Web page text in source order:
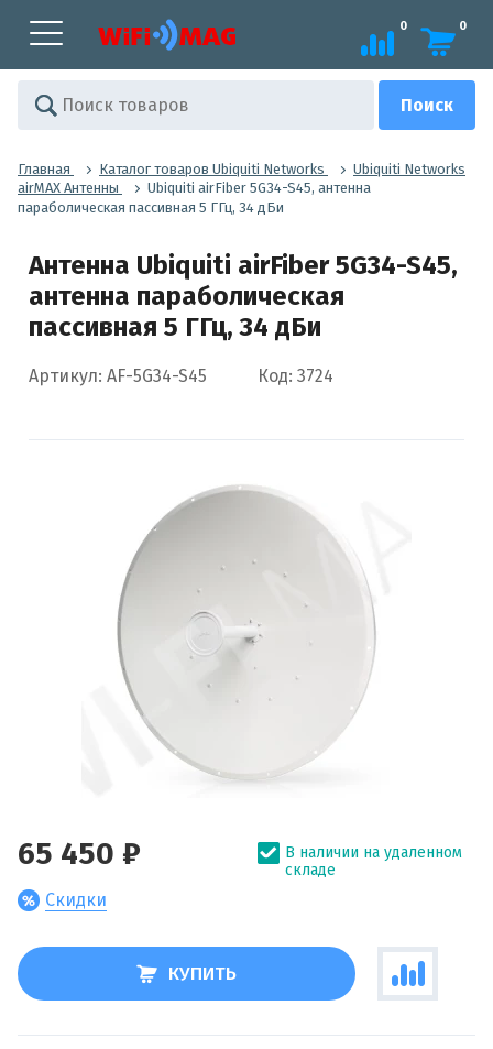
0 0
Главная Каталог товаров Ubiquiti Networks
Ubiquiti Networks
airMAX Антенны
Ubiquiti airFiber 5G34-S45, антенна
параболическая пассивная 5 ГГц, 34 дБи
Антенна Ubiquiti airFiber 5G34-S45,
антенна параболическая
пассивная 5 ГГц, 34 дБи
Артикул: AF-5G34-S45 Код: 3724
65 450 ₽
Скидки
В наличии на удаленном
складе
КУПИТЬ